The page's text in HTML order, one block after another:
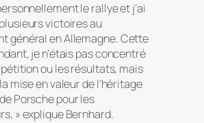
le rallye et j’ai
victoires au
général en Allemagne. Cette
je n’étais pas concentré
ou les résultats, mais
mise en valeur de l’héritage
Porsche pour les
» explique Bernhard.